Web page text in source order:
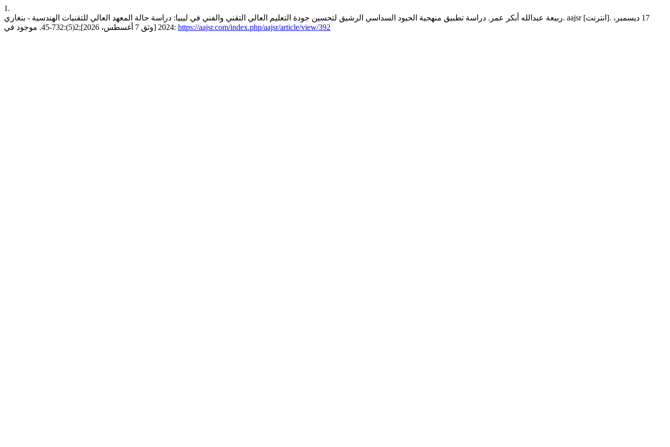
1.
ربيعة عبدالله أبكر عمر. دراسة تطبيق منهجية الحيود السداسي الرشيق لتحسين جودة التعليم العالي التقني والفني في ليبيا: دراسة حالة المعهد العالي للتقنيات الهندسية - بنغازي. aajsr [انترنت]. 17 ديسمبر،
2024 [وثق 7 أغسطس، 2026];2(5):732-45. موجود في: https://aajsr.com/index.php/aajsr/article/view/392